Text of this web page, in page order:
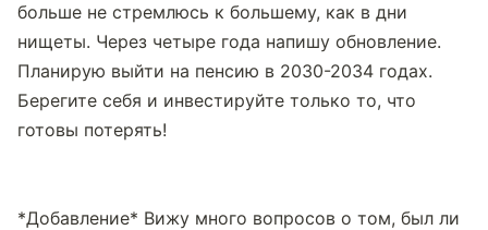
больше не стремлюсь к большему, как в дни
нищеты. Через четыре года напишу обновление.
Планирую выйти на пенсию в 2030-2034 годах.
Берегите себя и инвестируйте только то, что
готовы потерять!
*Добавление* Вижу много вопросов о том, был ли